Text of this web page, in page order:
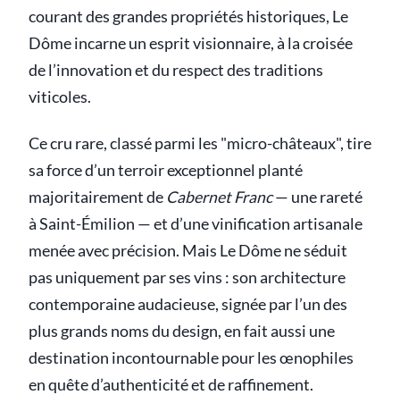
courant des grandes propriétés historiques, Le
Dôme incarne un esprit visionnaire, à la croisée
de l’innovation et du respect des traditions
viticoles.
Ce cru rare, classé parmi les "micro-châteaux", tire
sa force d’un terroir exceptionnel planté
majoritairement de Cabernet Franc— une rareté
à Saint-Émilion — et d’une vinification artisanale
menée avec précision. Mais Le Dôme ne séduit
pas uniquement par ses vins : son architecture
contemporaine audacieuse, signée par l’un des
plus grands noms du design, en fait aussi une
destination incontournable pour les œnophiles
en quête d’authenticité et de raffinement.